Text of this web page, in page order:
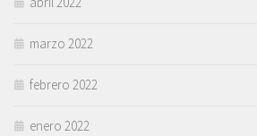
marzo 2022
febrero 2022
enero 2022